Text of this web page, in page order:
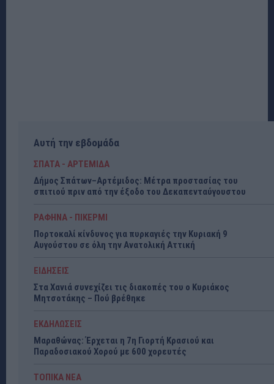
Αυτή την εβδομάδα
ΣΠΑΤΑ - ΑΡΤΕΜΙΔΑ
Δήμος Σπάτων–Αρτέμιδος: Μέτρα προστασίας του
σπιτιού πριν από την έξοδο του Δεκαπενταύγουστου
ΡΑΦΗΝΑ - ΠΙΚΕΡΜΙ
Πορτοκαλί κίνδυνος για πυρκαγιές την Κυριακή 9
Αυγούστου σε όλη την Ανατολική Αττική
ΕΙΔΗΣΕΙΣ
Στα Χανιά συνεχίζει τις διακοπές του ο Κυριάκος
Μητσοτάκης – Πού βρέθηκε
ΕΚΔΗΛΩΣΕΙΣ
Μαραθώνας: Έρχεται η 7η Γιορτή Κρασιού και
Παραδοσιακού Χορού με 600 χορευτές
ΤΟΠΙΚΑ ΝΕΑ